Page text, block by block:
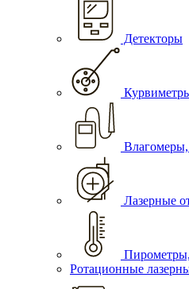
Детекторы
Лазерные
Ротационные